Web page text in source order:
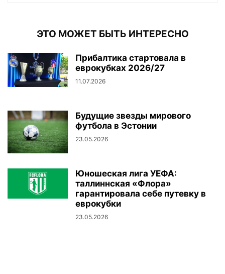
ЭТО МОЖЕТ БЫТЬ ИНТЕРЕСНО
Прибалтика стартовала в
еврокубках 2026/27
11.07.2026
Будущие звезды мирового
футбола в Эстонии
23.05.2026
Юношеская лига УЕФА:
таллиннская «Флора»
гарантировала себе путевку в
еврокубки
23.05.2026